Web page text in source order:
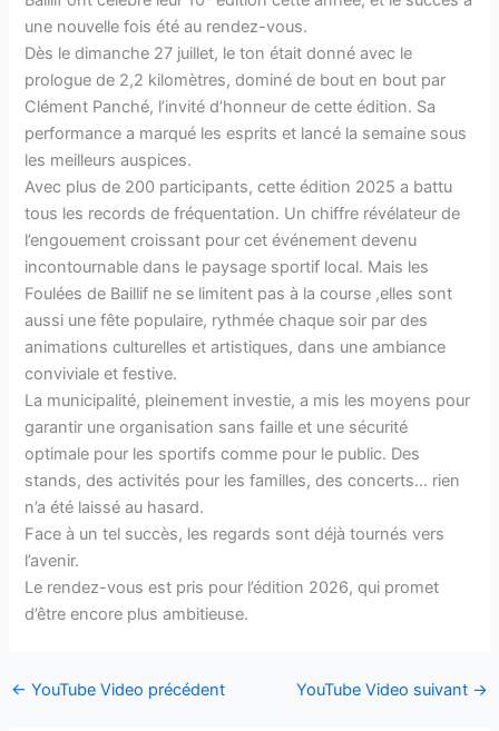
une nouvelle fois été au rendez-vous.
Dès le dimanche 27 juillet, le ton était donné avec le
prologue de 2,2 kilomètres, dominé de bout en bout par
Clément Panché, l’invité d’honneur de cette édition. Sa
performance a marqué les esprits et lancé la semaine sous
les meilleurs auspices.
Avec plus de 200 participants, cette édition 2025 a battu
tous les records de fréquentation. Un chiffre révélateur de
l’engouement croissant pour cet événement devenu
incontournable dans le paysage sportif local. Mais les
Foulées de Baillif ne se limitent pas à la course ,elles sont
aussi une fête populaire, rythmée chaque soir par des
animations culturelles et artistiques, dans une ambiance
conviviale et festive.
La municipalité, pleinement investie, a mis les moyens pour
garantir une organisation sans faille et une sécurité
optimale pour les sportifs comme pour le public. Des
stands, des activités pour les familles, des concerts… rien
n’a été laissé au hasard.
Face à un tel succès, les regards sont déjà tournés vers
l’avenir.
Le rendez-vous est pris pour l’édition 2026, qui promet
d’être encore plus ambitieuse.
← YouTube Video précédent YouTube Video suivant →